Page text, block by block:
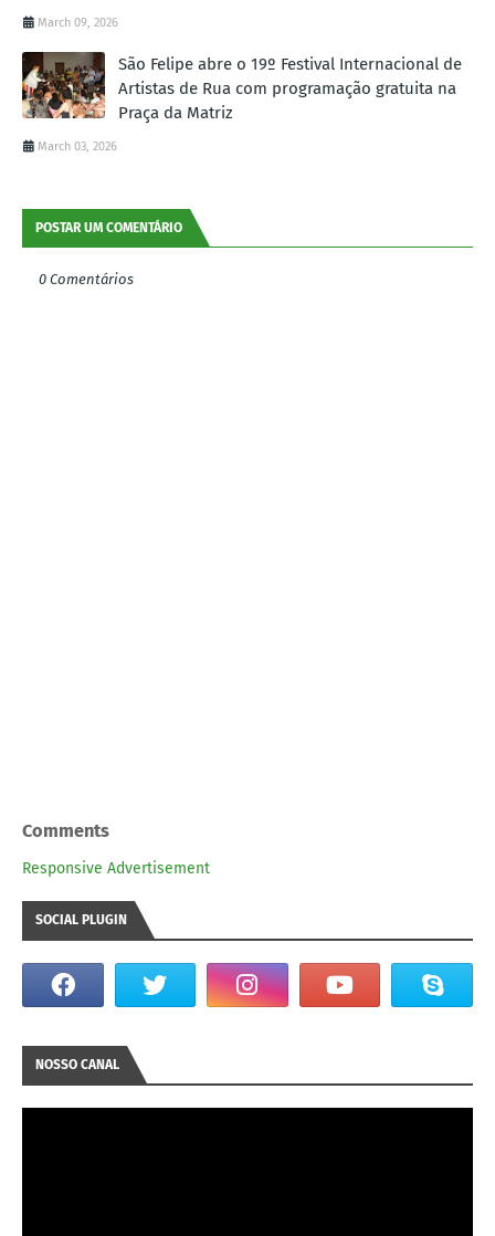
March 09, 2026
São Felipe abre o 19º Festival Internacional de
Artistas de Rua com programação gratuita na
Praça da Matriz
March 03, 2026
POSTAR UM COMENTÁRIO
0 Comentários
Comments
Responsive Advertisement
SOCIAL PLUGIN
NOSSO CANAL